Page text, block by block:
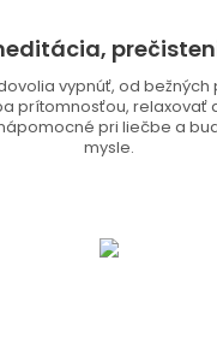
vypnúť, od
prítomnosťou, relaxovať
pri liečbe a
mysle.